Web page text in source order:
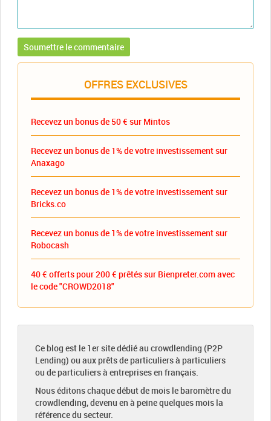
OFFRES EXCLUSIVES
Recevez un bonus de 50 € sur Mintos
Recevez un bonus de 1% de votre investissement sur
Anaxago
Recevez un bonus de 1% de votre investissement sur
Bricks.co
Recevez un bonus de 1% de votre investissement sur
Robocash
40 € offerts pour 200 € prêtés sur Bienpreter.com avec
le code "CROWD2018"
Ce blog est le 1er site dédié au crowdlending (P2P
Lending) ou aux prêts de particuliers à particuliers
ou de particuliers à entreprises en français.
Nous éditons chaque début de mois le baromètre du
crowdlending, devenu en à peine quelques mois la
référence du secteur.